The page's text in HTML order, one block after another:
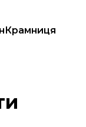
Крамниця